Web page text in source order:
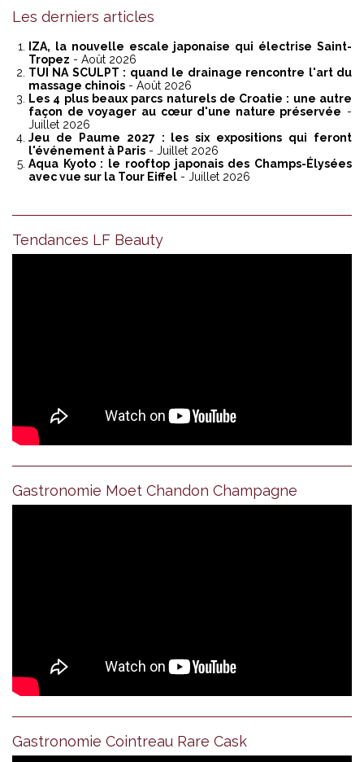
Les derniers articles
IZA, la nouvelle escale japonaise qui électrise Saint-
Tropez - Août 2026
TUI NA SCULPT : quand le drainage rencontre l'art du
massage chinois - Août 2026
Les 4 plus beaux parcs naturels de Croatie : une autre
façon de voyager au cœur d'une nature préservée -
Juillet 2026
Jeu de Paume 2027 : les six expositions qui feront
l'événement à Paris - Juillet 2026
Aqua Kyoto : le rooftop japonais des Champs-Élysées
avec vue sur la Tour Eiffel - Juillet 2026
Tendances LF Beauty
Gastronomie Moet Chandon Champagne
Gastronomie Cointreau Rare Cask